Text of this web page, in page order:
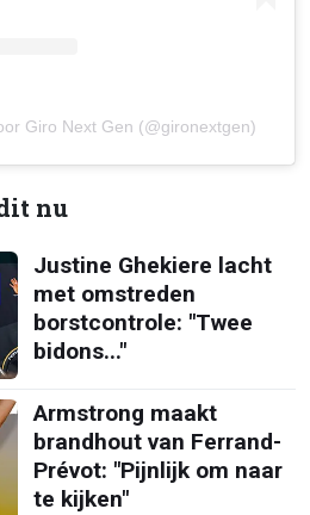
Giro Next Gen (@gironextgen)
nu
Justine Ghekiere lacht
met omstreden
borstcontrole: "Twee
bidons..."
Armstrong maakt
brandhout van Ferrand-
Prévot: "Pijnlijk om naar
te kijken"